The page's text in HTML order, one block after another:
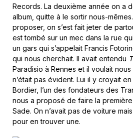
Records. La deuxième année on a
album, quitte à le sortir nous-
proposer, on s’est fait jeter de
est tombé sur un mec dans la rue
un gars qui s’appelait Francis
qui nous cherchait. Il avait entendu
Paradisio à Rennes et il voulait
n’était pas évident. Lui il y croyait
Bordier, l’un des fondateurs des
nous a proposé de faire la
Sade. On n’avait pas de voiture
pour en trouver une.